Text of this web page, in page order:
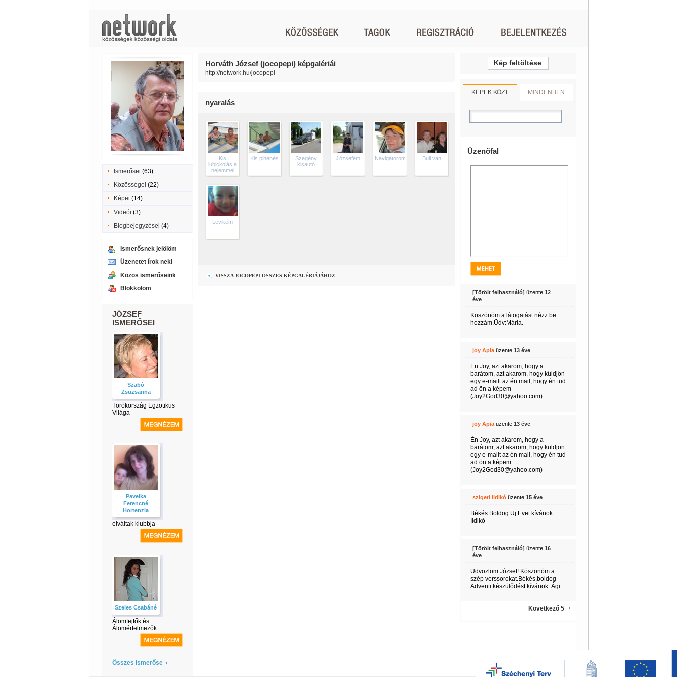
Ismerősei (63)
Közösségei (22)
Képei (14)
Videói (3)
Blogbejegyzései (4)
Ismerősnek jelölöm
Üzenetet írok neki
Közös ismerőseink
Blokkolom
JÓZSEF
ISMERŐSEI
Szabó
Zsuzsanna
Törökország Egzotikus
Világa
Pavelka
Ferencné
Hortenzia
elváltak klubbja
Szeles Csabáné
Álomfejtők és
Álomértelmezők
Összes ismerőse
Horváth József (jocopepi) képgalériái
http://network.hu/jocopepi
nyaralás
Kis
lubickolás a
nejemmel
Kis pihenés
Szegény
kisautó
Józsefem Navigátorom Buli van
Levikém
VISSZA JOCOPEPI ÖSSZES KÉPGALÉRIÁJÁHOZ
Kép feltöltése
KÉPEK KÖZT MINDENBEN
Üzenőfal
[Törölt felhasználó] üzente 12
éve
Köszönöm a látogatást nézz be
hozzám.Üdv:Mária.
joy Apia üzente 13 éve
Én Joy, azt akarom, hogy a
barátom, azt akarom, hogy küldjön
egy e-mailt az én mail, hogy én tud
ad ön a képem
(Joy2God30@yahoo.com)
joy Apia üzente 13 éve
Én Joy, azt akarom, hogy a
barátom, azt akarom, hogy küldjön
egy e-mailt az én mail, hogy én tud
ad ön a képem
(Joy2God30@yahoo.com)
szigeti ildikóüzente 15 éve
Békés Boldog Új Évet kívánok
Ildikó
[Törölt felhasználó] üzente 16
éve
Üdvözlöm József! Köszönöm a
szép verssorokat.Békés,boldog
Adventi készülődést kívánok: Ági
Következő 5